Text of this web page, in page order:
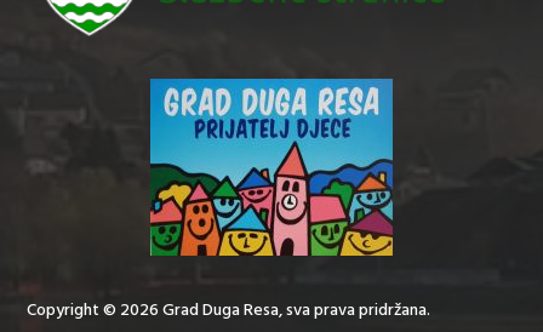
Copyright © 2026 Grad Duga Resa, sva prava pridržana.